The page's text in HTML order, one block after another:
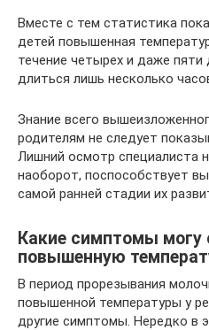
Вместе с тем статистика
детей повышенная
течение четырех и даже
длиться лишь несколько
Знание всего
родителям не следует
Лишний осмотр специалиста
наоборот, поспособствует
самой ранней стадии их
Какие симптомы
повышенную
В период прорезывания
повышенной температуры у
другие симптомы. Нередко в